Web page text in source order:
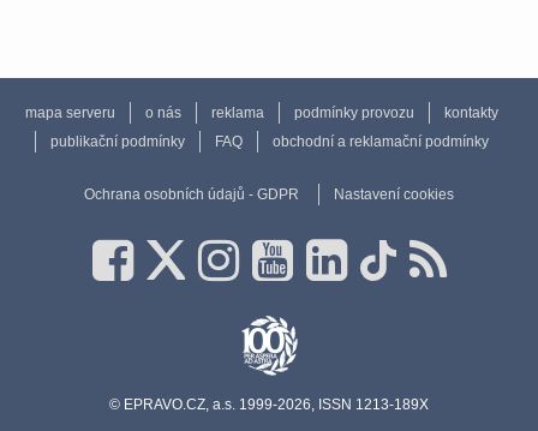
mapa serveru o nás reklama podmínky provozu
kontakty
publikační podmínky
FAQ obchodní a reklamační podmínky
Ochrana osobních údajů - GDPR Nastavení cookies
© EPRAVO.CZ, a.s. 1999-2026, ISSN 1213-189X